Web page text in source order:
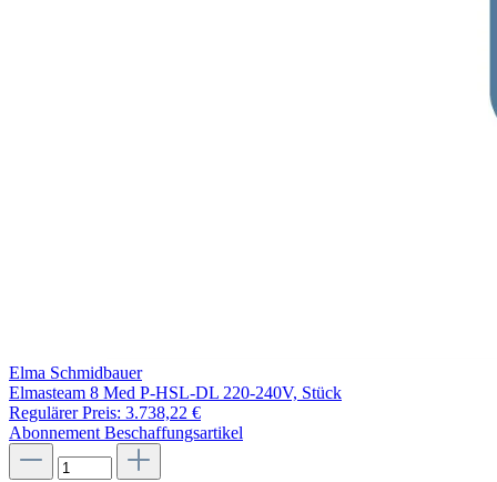
Elma Schmidbauer
Elmasteam 8 Med P-HSL-DL 220-240V, Stück
Regulärer Preis: 3.738,22 €
Abonnement Beschaffungsartikel